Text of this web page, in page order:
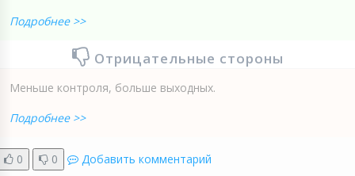
Подробнее >>
Отрицательные стороны
Меньше контроля, больше выходных.
Подробнее >>
0 0 Добавить комментарий